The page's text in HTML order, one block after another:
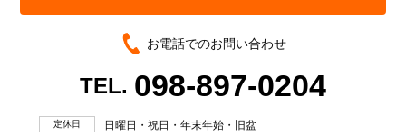
お電話でのお問い合わせ
TEL. 098-897-0204
定休日 日曜日・祝日・年末年始・旧盆